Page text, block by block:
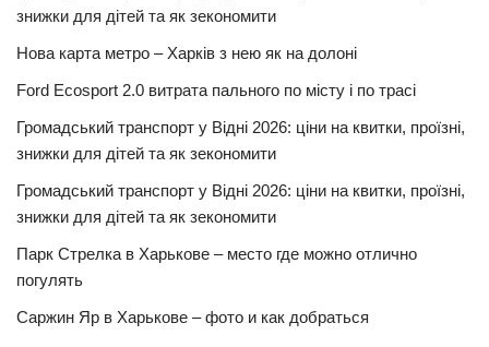
знижки для дітей та як зекономити
Нова карта метро – Харків з нею як на долоні
Ford Ecosport 2.0 витрата пального по місту і по трасі
Громадський транспорт у Відні 2026: ціни на квитки, проїзні,
знижки для дітей та як зекономити
Громадський транспорт у Відні 2026: ціни на квитки, проїзні,
знижки для дітей та як зекономити
Парк Стрелка в Харькове – место где можно отлично
погулять
Саржин Яр в Харькове – фото и как добраться